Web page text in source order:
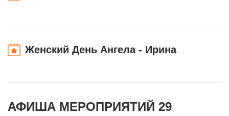
Женский День Ангела - Ирина
АФИША МЕРОПРИЯТИЙ 29